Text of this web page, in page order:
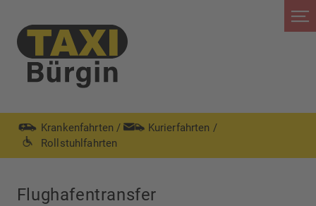
Krankenfahrten / Kurierfahrten /
Rollstuhlfahrten
Flughafentransfer